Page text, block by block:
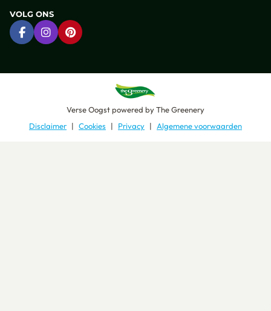
VOLG ONS
Ga naar Facebook
Ga naar Instagram
Ga naar Pinterest
Verse Oogstpowered byThe Greenery
Disclaimer
Cookies Privacy Algemene voorwaarden